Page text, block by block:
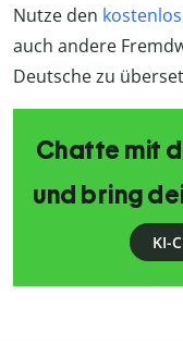
Nutze den
auch andere
Deutsche zu
Chatte mit
und bring
KI-